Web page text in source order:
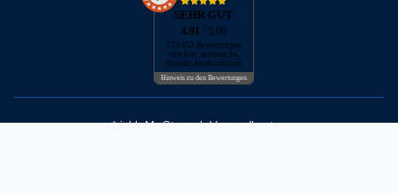
SEHR GUT
4.91 / 5.00
173.452 Bewertungen
von hier, amazon.de,
ebay.de, facebook.com
Hinweis zu den Bewertungen
* inkl. MwSt. zzgl. Versandkosten